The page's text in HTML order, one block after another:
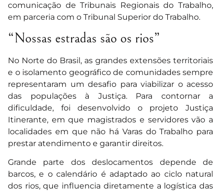
comunicação de Tribunais Regionais do Trabalho,
em parceria com o Tribunal Superior do Trabalho.
“Nossas estradas são os rios”
No Norte do Brasil, as grandes extensões territoriais
e o isolamento geográfico de comunidades sempre
representaram um desafio para viabilizar o acesso
das populações à Justiça. Para contornar a
dificuldade, foi desenvolvido o projeto Justiça
Itinerante, em que magistrados e servidores vão a
localidades em que não há Varas do Trabalho para
prestar atendimento e garantir direitos.
Grande parte dos deslocamentos depende de
barcos, e o calendário é adaptado ao ciclo natural
dos rios, que influencia diretamente a logística das